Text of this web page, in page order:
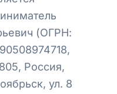
(ОГРН:
Россия,
ул. 8